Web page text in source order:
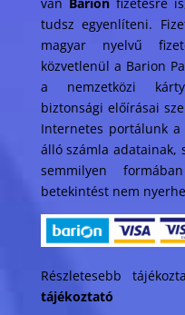
tudsz egyenlíteni.
magyar nyelvű
közvetlenül a Barion
a nemzetközi
biztonsági előírásai
Internetes portálunk
álló számla adatainak,
semmilyen
betekintést nem
Részletesebb
tájékoztató